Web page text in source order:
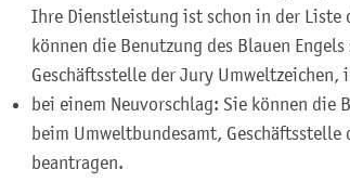
Ihre Dienstleistung ist schon in der Liste
können die Benutzung des Blauen
Geschäftsstelle der Jury Umweltzeichen,
bei einem Neuvorschlag: Sie können die
beim Umweltbundesamt, Geschäftsstelle
beantragen.